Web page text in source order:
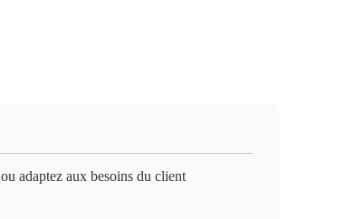
adaptez aux besoins du client